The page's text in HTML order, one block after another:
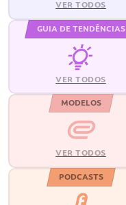
VER TODOS
GUIA DE TENDÊNCIAS
VER TODOS
MODELOS
VER TODOS
PODCASTS